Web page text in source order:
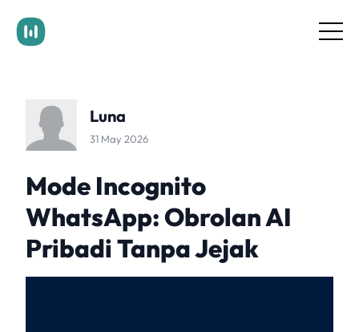
Luna
31 May 2026
Mode Incognito
WhatsApp: Obrolan AI
Pribadi Tanpa Jejak